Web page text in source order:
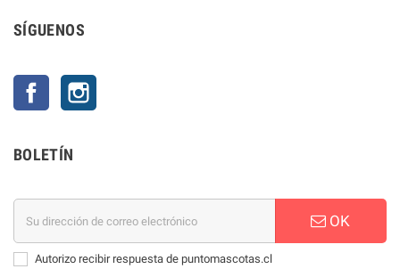
SÍGUENOS
Facebook
BOLETÍN
OK
Autorizo recibir respuesta de puntomascotas.cl